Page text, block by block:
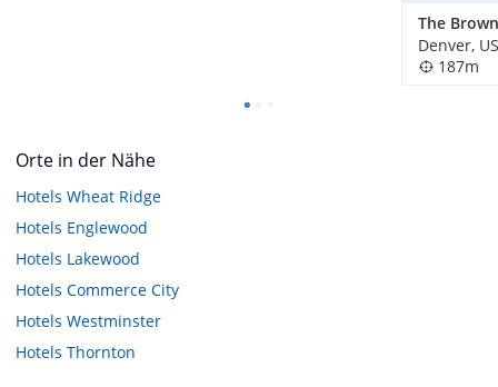
Denver,
187m
Orte in der Nähe
Hotels Wheat Ridge
Hotels Englewood
Hotels Lakewood
Hotels Commerce City
Hotels Westminster
Hotels Thornton